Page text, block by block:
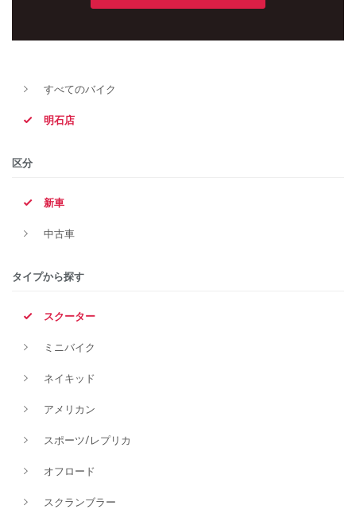
すべてのバイク
明石店
区分
新車
中古車
タイプから探す
スクーター
ミニバイク
ネイキッド
アメリカン
スポーツ/レプリカ
オフロード
スクランブラー
メーカー
排気量